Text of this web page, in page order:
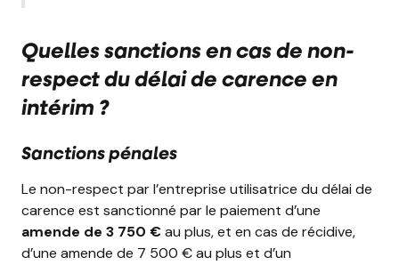
Quelles sanctions en cas de non-
respect du délai de carence en
intérim ?
Sanctions pénales
Le non-respect par l’entreprise utilisatrice du délai de
carence est sanctionné par le paiement d’une
amende de 3 750 €au plus, et en cas de récidive,
d’une amende de 7 500 € au plus et d’un